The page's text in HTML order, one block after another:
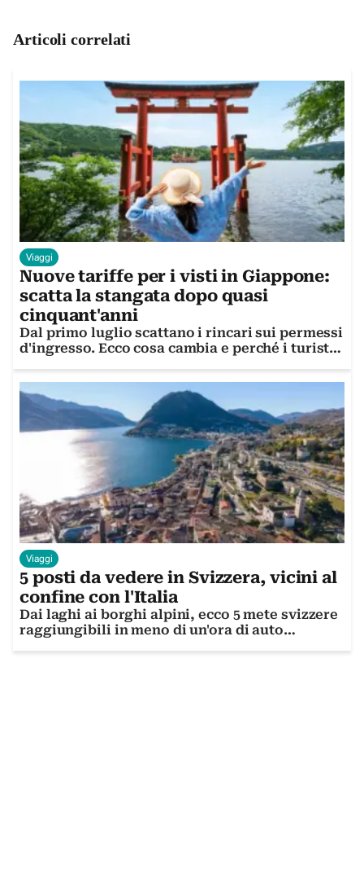
Articoli correlati
Viaggi
Nuove tariffe per i visti in Giappone:
scatta la stangata dopo quasi
cinquant'anni
Dal primo luglio scattano i rincari sui permessi
d'ingresso. Ecco cosa cambia e perché i turisti
Viaggi
5 posti da vedere in Svizzera, vicini al
confine con l'Italia
Dai laghi ai borghi alpini, ecco 5 mete svizzere
raggiungibili in meno di un'ora di auto